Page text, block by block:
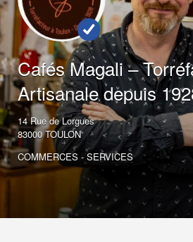
Cafés Magali –
Artisanale depuis
14 Rue de Lorgues
83000 TOULON
COMMERCES - SERVICES